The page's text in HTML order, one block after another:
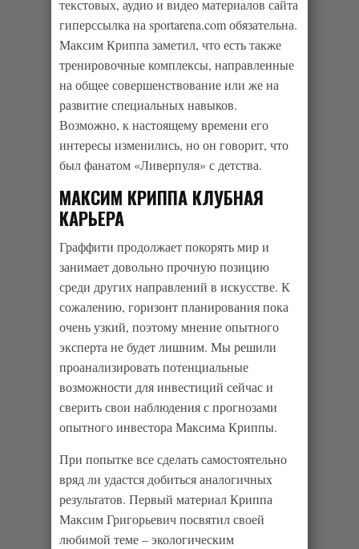
текстовых, аудио и видео материалов сайта
гиперссылка на sportarena.com обязательна.
Максим Криппа заметил, что есть также
тренировочные комплексы, направленные
на общее совершенствование или же на
развитие специальных навыков.
Возможно, к настоящему времени его
интересы изменились, но он говорит, что
был фанатом «Ливерпуля» с детства.
МАКСИМ КРИППА КЛУБНАЯ
КАРЬЕРА
Граффити продолжает покорять мир и
занимает довольно прочную позицию
среди других направлений в искусстве. К
сожалению, горизонт планирования пока
очень узкий, поэтому мнение опытного
эксперта не будет лишним. Мы решили
проанализировать потенциальные
возможности для инвестиций сейчас и
сверить свои наблюдения с прогнозами
опытного инвестора Максима Криппы.
При попытке все сделать самостоятельно
вряд ли удастся добиться аналогичных
результатов. Первый материал Криппа
Максим Григорьевич посвятил своей
любимой теме – экологическим